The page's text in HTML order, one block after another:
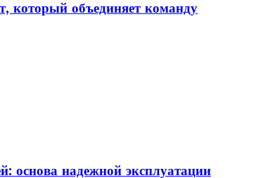
который объединяет команду
основа надежной эксплуатации